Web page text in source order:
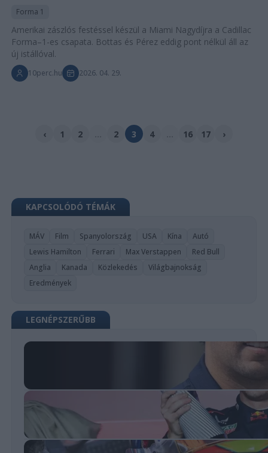
Forma 1
Amerikai zászlós festéssel készül a Miami Nagydíjra a Cadillac
Forma–1-es csapata. Bottas és Pérez eddig pont nélkül áll az
új istállóval.
10perc.hu 2026. 04. 29.
‹ 1 2 2 3 4 16 17 ›
KAPCSOLÓDÓ TÉMÁK
MÁV Film Spanyolország USA Kína
Autó
Lewis Hamilton
Ferrari Max Verstappen
Red Bull
Anglia
Kanada Közlekedés
Világbajnokság
Eredmények
LEGNÉPSZERŰBB